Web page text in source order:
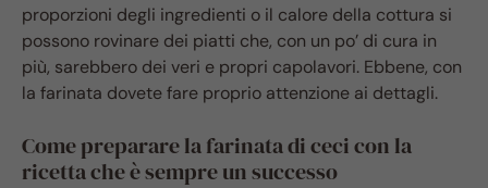
proporzioni degli ingredienti o il calore della cottura si
possono rovinare dei piatti che, con un po’ di cura in
più, sarebbero dei veri e propri capolavori. Ebbene, con
la farinata dovete fare proprio attenzione ai dettagli.
Come preparare la farinata di ceci con la
ricetta che è sempre un successo